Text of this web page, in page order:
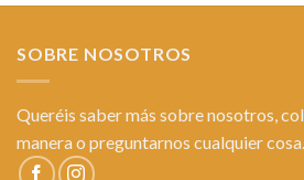
SOBRE NOSOTROS
Queréis saber más sobre nosotros,
manera o preguntarnos cualquier cosa…